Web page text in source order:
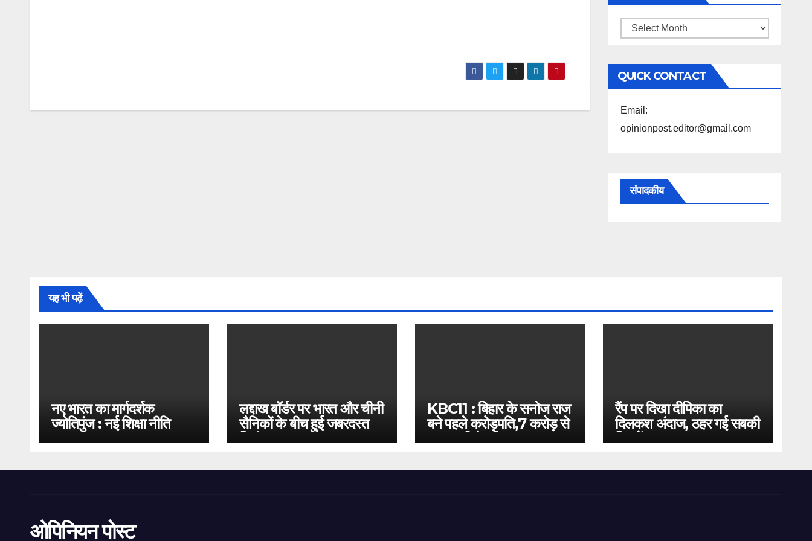
महिने
अनुसार
पढ़ें
QUICK CONTACT
Email:
opinionpost.editor@gmail.com
संपादकीय
यह भी पढ़ें
नए भारत का मार्गदर्शक
ज्योतिपुंज : नई शिक्षा नीति
2020
लद्दाख बॉर्डर पर भारत और चीनी
सैनिकों के बीच हुई जबरदस्त
भिड़ंत
KBC11 : बिहार के सनोज राज
बने पहले करोड़पति,7 करोड़ से
बस इतनी है दूरी
रैंप पर दिखा दीपिका का
दिलकश अंदाज, ठहर गई सबकी
निगाहें
ओपिनियन पोस्ट